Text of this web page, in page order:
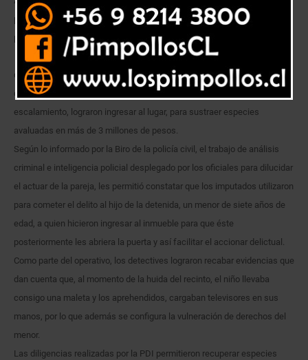
pareja compuesta por un hombre de 35 años de edad y una mujer de 29,
por el delito de Receptación.
La detención se produjo luego que la PDI recibiera una denuncia que
daba cuenta de un robo perpetrado al interior de un inmueble de la
comuna, desde el que los antisociales, mediante el método de
escalamiento, lograron ingresar al lugar, para sustraer especies
avaluadas en más de 3 millones de pesos.
Según lo informado por la Biro de la policía civil, el trabajo de análisis
criminal e inteligencia policial desplegado por los oficiales para dilucidar
el actuar de la pareja, les permitió constatar que los imputados utilizaron
para cometer el delito al hijo de la detenida, un menor de siete años de
edad, a quien hicieron ingresar al inmueble para que éste
posteriormente les abriera la puerta y así facilitar el accionar delictual.
Como parte del operativo, los detectives lograron recabar evidencias que
dan cuenta que, al momento de la huida del recinto, el niño llevaba
consigo una maleta y los aprehendidos, cargaban televisores en sus
manos, por lo que además se configura la vulneración de derechos del
menor.
Las diligencias realizadas por la PDI permitieron recuperar especies